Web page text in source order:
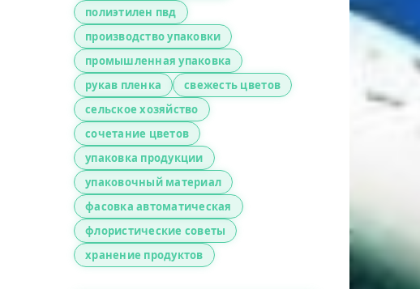
полиэтилен пвд
производство упаковки
промышленная упаковка
рукав пленка
свежесть цветов
сельское хозяйство
сочетание цветов
упаковка продукции
упаковочный материал
фасовка автоматическая
флористические советы
хранение продуктов